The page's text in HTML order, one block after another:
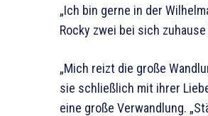
„Ich bin gerne in der
Rocky zwei bei sich
„Mich reizt die große
sie schließlich mit ihrer
eine große Verwandlung.